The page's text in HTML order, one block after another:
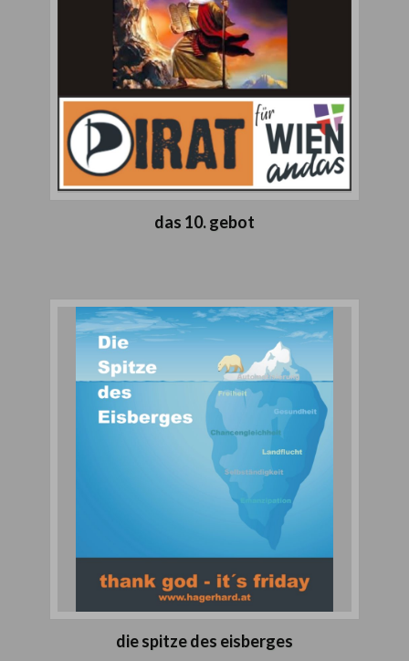
das 10. gebot
die spitze des eisberges